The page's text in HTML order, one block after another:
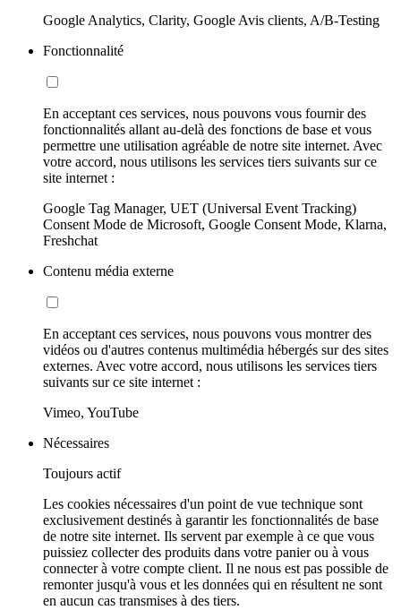
Google Analytics, Clarity, Google Avis clients, A/B-Testing
Fonctionnalité
En acceptant ces services, nous pouvons vous fournir des
fonctionnalités allant au-delà des fonctions de base et vous
permettre une utilisation agréable de notre site internet. Avec
votre accord, nous utilisons les services tiers suivants sur ce
site internet :
Google Tag Manager, UET (Universal Event Tracking)
Consent Mode de Microsoft, Google Consent Mode, Klarna,
Freshchat
Contenu média externe
En acceptant ces services, nous pouvons vous montrer des
vidéos ou d'autres contenus multimédia hébergés sur des sites
externes. Avec votre accord, nous utilisons les services tiers
suivants sur ce site internet :
Vimeo, YouTube
Nécessaires
Toujours actif
Les cookies nécessaires d'un point de vue technique sont
exclusivement destinés à garantir les fonctionnalités de base
de notre site internet. Ils servent par exemple à ce que vous
puissiez collecter des produits dans votre panier ou à vous
connecter à votre compte client. Il ne nous est pas possible de
remonter jusqu'à vous et les données qui en résultent ne sont
en aucun cas transmises à des tiers.